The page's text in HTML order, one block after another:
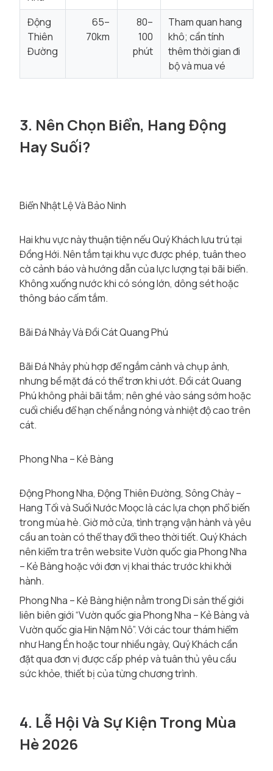
Động
Thiên
Đường
65–
70km
80–
100
phút
Tham quan hang
khô; cần tính
thêm thời gian đi
bộ và mua vé
3. Nên Chọn Biển, Hang Động
Hay Suối?
Biển Nhật Lệ Và Bảo Ninh
Hai khu vực này thuận tiện nếu Quý Khách lưu trú tại
Đồng Hới. Nên tắm tại khu vực được phép, tuân theo
cờ cảnh báo và hướng dẫn của lực lượng tại bãi biển.
Không xuống nước khi có sóng lớn, dông sét hoặc
thông báo cấm tắm.
Bãi Đá Nhảy Và Đồi Cát Quang Phú
Bãi Đá Nhảy phù hợp để ngắm cảnh và chụp ảnh,
nhưng bề mặt đá có thể trơn khi ướt. Đồi cát Quang
Phú không phải bãi tắm; nên ghé vào sáng sớm hoặc
cuối chiều để hạn chế nắng nóng và nhiệt độ cao trên
cát.
Phong Nha – Kẻ Bàng
Động Phong Nha, Động Thiên Đường, Sông Chày –
Hang Tối và Suối Nước Moọc là các lựa chọn phổ biến
trong mùa hè. Giờ mở cửa, tình trạng vận hành và yêu
cầu an toàn có thể thay đổi theo thời tiết. Quý Khách
nên kiểm tra trênwebsite Vườn quốc gia Phong Nha
– Kẻ Bànghoặc với đơn vị khai thác trước khi khởi
hành.
Phong Nha – Kẻ Bàng hiện nằm trongDi sản thế giới
liên biên giới “Vườn quốc gia Phong Nha – Kẻ Bàng và
Vườn quốc gia Hin Nậm Nô”. Với các tour thám hiểm
như Hang Én hoặc tour nhiều ngày, Quý Khách cần
đặt qua đơn vị được cấp phép và tuân thủ yêu cầu
sức khỏe, thiết bị của từng chương trình.
4. Lễ Hội Và Sự Kiện Trong Mùa
Hè 2026